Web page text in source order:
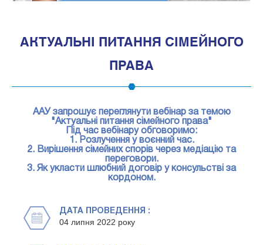
АКТУАЛЬНІ ПИТАННЯ СІМЕЙНОГО
ПРАВА
ААУ запрошує переглянути вебінар за темою
"Актуальні питання сімейного права"
Під час вебінару обговоримо:
1. Розлучення у воєнний час.
2. Вирішення сімейних спорів через медіацію та
переговори.
3. Як укласти шлюбний договір у консульстві за
кордоном.
ДАТА ПРОВЕДЕННЯ :
04 липня 2022 року